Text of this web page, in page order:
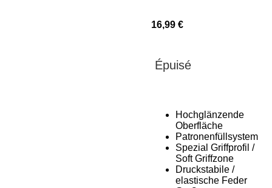
16,99 €
Épuisé
Hochglänzende
Oberfläche
Patronenfüllsystem
Spezial Griffprofil /
Soft Griffzone
Druckstabile /
elastische Feder